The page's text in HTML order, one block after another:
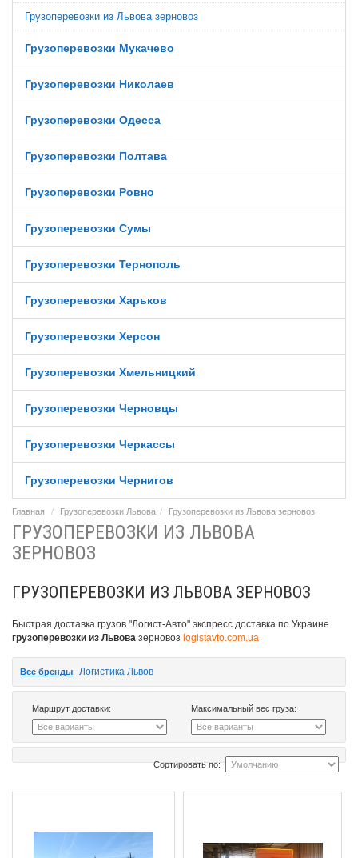
Грузоперевозки из Львова зерновоз
Грузоперевозки Мукачево
Грузоперевозки Николаев
Грузоперевозки Одесса
Грузоперевозки Полтава
Грузоперевозки Ровно
Грузоперевозки Сумы
Грузоперевозки Тернополь
Грузоперевозки Харьков
Грузоперевозки Херсон
Грузоперевозки Хмельницкий
Грузоперевозки Черновцы
Грузоперевозки Черкассы
Грузоперевозки Чернигов
Главная Грузоперевозки Львова Грузоперевозки из Львова зерновоз
ГРУЗОПЕРЕВОЗКИ ИЗ ЛЬВОВА
ЗЕРНОВОЗ
ГРУЗОПЕРЕВОЗКИ ИЗ ЛЬВОВА ЗЕРНОВОЗ
Быстрая доставка грузов "Логист-Авто" экспресс доставка по Украине
грузоперевозки из Львова зерновоз logistavto.com.ua
Все бренды Логистика Львов
Маршрут доставки: Максимальный вес груза:
Сортировать по: